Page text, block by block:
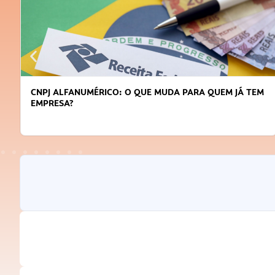
DICAS PARA OBTER CRÉDITO